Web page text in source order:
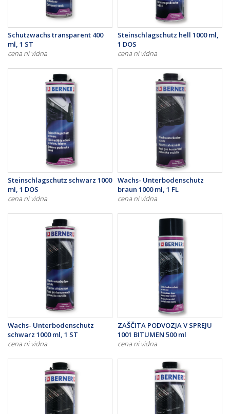
Schutzwachs transparent 400
ml, 1 ST
cena ni vidna
Steinschlagschutz hell 1000 ml,
1 DOS
cena ni vidna
Steinschlagschutz schwarz 1000
ml, 1 DOS
cena ni vidna
Wachs- Unterbodenschutz
braun 1000 ml, 1 FL
cena ni vidna
Wachs- Unterbodenschutz
schwarz 1000 ml, 1 ST
cena ni vidna
ZAŠČITA PODVOZJA V SPREJU
1001 BITUMEN 500 ml
cena ni vidna